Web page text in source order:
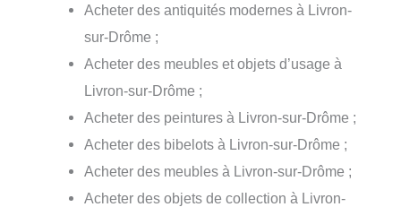
Acheter des antiquités modernes à Livron-
sur-Drôme ;
Acheter des meubles et objets d’usage à
Livron-sur-Drôme ;
Acheter des peintures à Livron-sur-Drôme ;
Acheter des bibelots à Livron-sur-Drôme ;
Acheter des meubles à Livron-sur-Drôme ;
Acheter des objets de collection à Livron-